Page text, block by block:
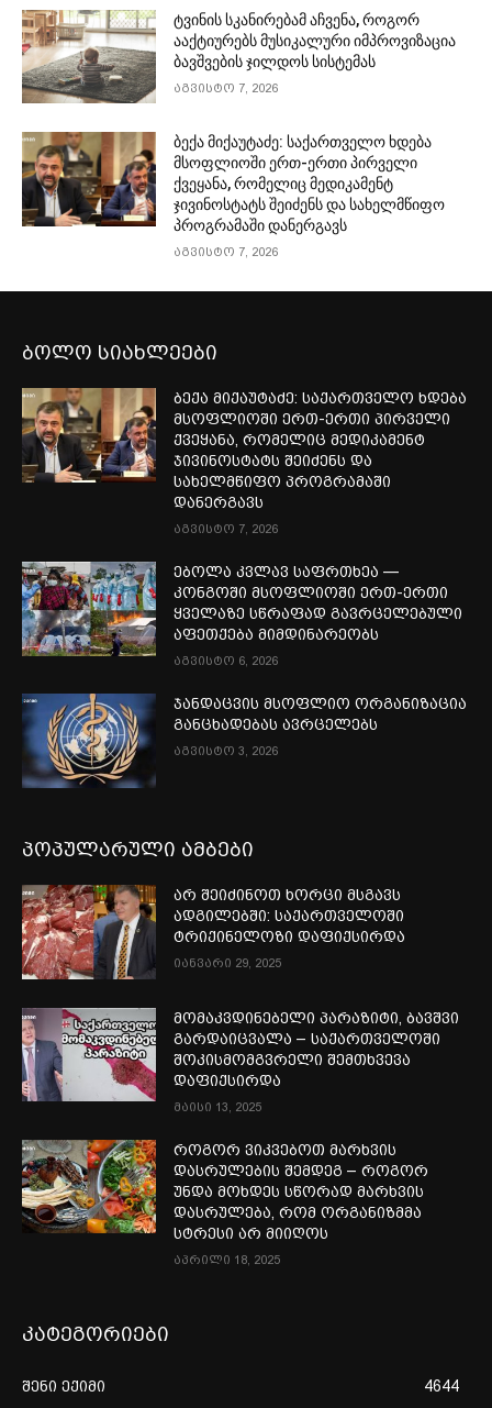
ტვინის სკანირებამ აჩვენა, როგორ
ააქტიურებს მუსიკალური იმპროვიზაცია
ბავშვების ჯილდოს სისტემას
აგვისტო 7, 2026
ბექა მიქაუტაძე: საქართველო ხდება
მსოფლიოში ერთ-ერთი პირველი
ქვეყანა, რომელიც მედიკამენტ
ჯივინოსტატს შეიძენს და სახელმწიფო
პროგრამაში დანერგავს
აგვისტო 7, 2026
ბოლო სიახლეები
ბექა მიქაუტაძე: საქართველო ხდება
მსოფლიოში ერთ-ერთი პირველი
ქვეყანა, რომელიც მედიკამენტ
ჯივინოსტატს შეიძენს და
სახელმწიფო პროგრამაში
დანერგავს
აგვისტო 7, 2026
ებოლა კვლავ საფრთხეა —
კონგოში მსოფლიოში ერთ-ერთი
ყველაზე სწრაფად გავრცელებული
აფეთქება მიმდინარეობს
აგვისტო 6, 2026
ჯანდაცვის მსოფლიო ორგანიზაცია
განცხადებას ავრცელებს
აგვისტო 3, 2026
პოპულარული ამბები
არ შეიძინოთ ხორცი მსგავს
ადგილებში: საქართველოში
ტრიქინელოზი დაფიქსირდა
იანვარი 29, 2025
მომაკვდინებელი პარაზიტი, ბავშვი
გარდაიცვალა – საქართველოში
შოკისმომგვრელი შემთხვევა
დაფიქსირდა
მაისი 13, 2025
როგორ ვიკვებოთ მარხვის
დასრულების შემდეგ – როგორ
უნდა მოხდეს სწორად მარხვის
დასრულება, რომ ორგანიზმმა
სტრესი არ მიიღოს
აპრილი 18, 2025
კატეგორიები
შენი ექიმი
4644